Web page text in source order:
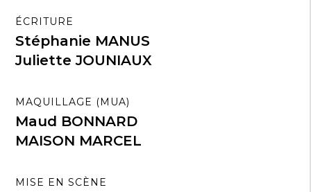
ÉCRITURE
Stéphanie MANUS
Juliette JOUNIAUX
MAQUILLAGE (MUA)
Maud BONNARD
MAISON MARCEL
MISE EN SCÈNE